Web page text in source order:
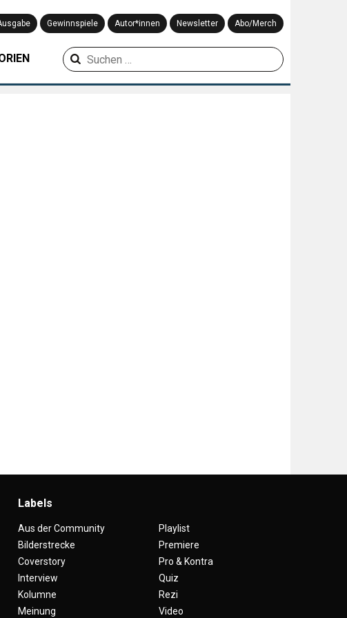
Gewinnspiele Autor*innen Newsletter Abo/Merch
Suchen
nach:
Labels
Aus der Community
Bilderstrecke
Coverstory
Interview
Kolumne
Meinung
Playlist
Premiere
Pro & Kontra
Quiz
Rezi
Video